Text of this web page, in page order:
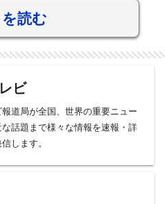
読む
ビ
道局が全国、世界の重要ニュー
な話題まで様々な情報を速報・詳
します。